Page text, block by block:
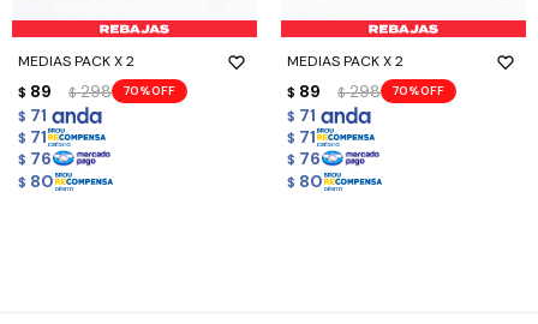
MEDIAS PACK X 2
$ 89 $ 298 70
$ 71
$ 71
$ 76
$ 80
MEDIAS PACK X 2
$ 89 $ 298 70
$ 71
$ 71
$ 76
$ 80